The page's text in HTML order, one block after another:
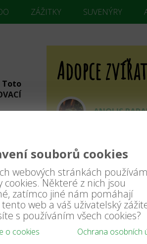
ZÁŽITKY SUVENÝRY
Toto
a
Adopce zvířat
ANOLIS
ARA
ARA MALÝ
souborů cookies
webových stránkách
cookies. Některé z nich jsou
zatímco jiné nám pomáhají
web a váš uživatelský
s používáním všech cookies?
o cookies Ochrana osobních